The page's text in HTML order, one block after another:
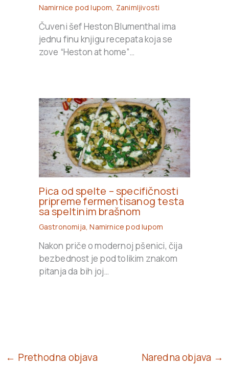
Namirnice pod lupom, Zanimljivosti
Čuveni šef Heston Blumenthal ima
jednu finu knjigu recepata koja se
zove “Heston at home”…
Pica od spelte – specifičnosti
pripreme fermentisanog testa
sa speltinim brašnom
Gastronomija,Namirnice pod lupom
Nakon priče o modernoj pšenici, čija
bezbednost je pod tolikim znakom
pitanja da bih joj…
← Prethodna objava Naredna objava →